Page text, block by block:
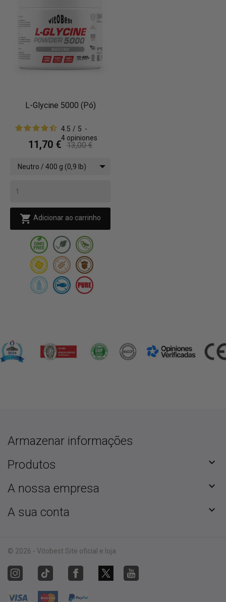
L-Glycine 5000 (Pó)
4.5 / 5 -
4 opiniones
11,70 € 13,00 €
Neutro / 400 g (0,9 lb)
 Adicionar ao carrinho
Armazenar informações
Produtos

A nossa empresa 
A sua conta 
© 2026 - Vitobest Site oficial e loja